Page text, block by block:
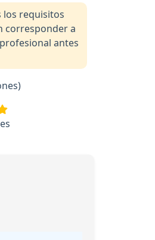
los requisitos
corresponder a
antes